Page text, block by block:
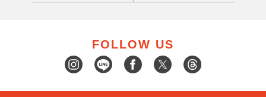
FOLLOW US